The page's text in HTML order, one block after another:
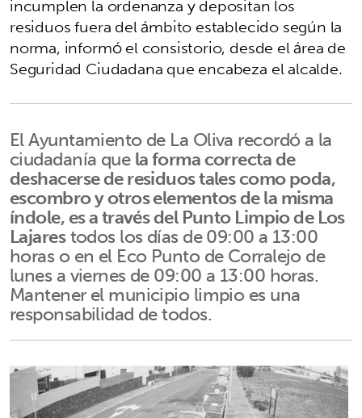
incumplen la ordenanza y depositan los
residuos fuera del ámbito establecido según la
norma, informó el consistorio, desde el área de
Seguridad Ciudadana que encabeza el alcalde.
El Ayuntamiento de La Oliva recordó a la
ciudadanía quela forma correcta de
deshacerse de residuos tales como poda,
escombro y otros elementos de la misma
índole, es a través del Punto Limpio de Los
Lajarestodos los días de 09:00 a 13:00
horas o en el Eco Punto de Corralejo de
lunes a viernes de 09:00 a 13:00 horas.
Mantener el municipio limpio es una
responsabilidad de todos.